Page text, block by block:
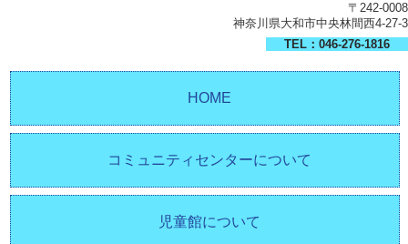
〒242-0008
神奈川県大和市中央林間西4-27-3
TEL：046-276-1816
HOME
コミュニティセンターについて
児童館について